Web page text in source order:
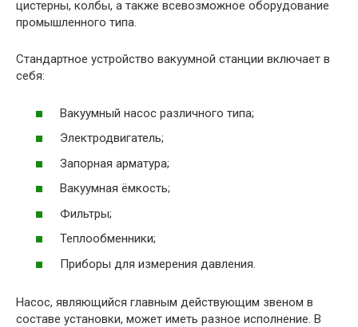
цистерны, колбы, а также всевозможное оборудование
промышленного типа.
Стандартное устройство вакуумной станции включает в
себя:
Вакуумный насос различного типа;
Электродвигатель;
Запорная арматура;
Вакуумная ёмкость;
Фильтры;
Теплообменники;
Приборы для измерения давления.
Насос, являющийся главным действующим звеном в
составе установки, может иметь разное исполнение. В